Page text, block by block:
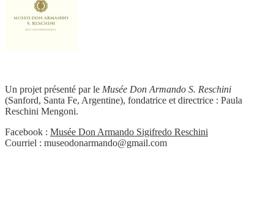
Un projet présenté par le Musée Don Armando S. Reschini
(Sanford, Santa Fe, Argentine), fondatrice et directrice : Paula
Reschini Mengoni.
Facebook : Musée Don Armando Sigifredo Reschini
Courriel : museodonarmando@gmail.com